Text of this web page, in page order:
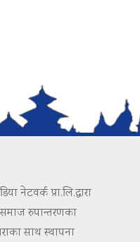
नेटवर्क प्रा.लि.द्वारा
रुपान्तरणका
साथ स्थापना